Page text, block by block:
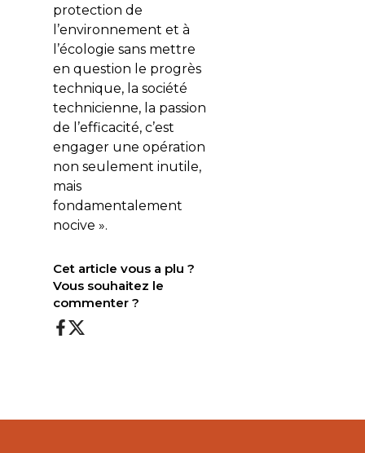
protection de
l’environnement et à
l’écologie sans mettre
en question le progrès
technique, la société
technicienne, la passion
de l’efficacité, c’est
engager une opération
non seulement inutile,
mais
fondamentalement
nocive ».
Cet article vous a plu ?
Vous souhaitez le
commenter ?